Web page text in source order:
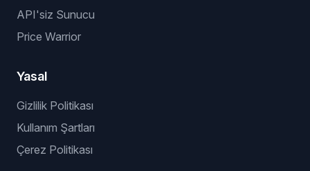
API'siz Sunucu
Price Warrior
Yasal
Gizlilik Politikası
Kullanım Şartları
Çerez Politikası